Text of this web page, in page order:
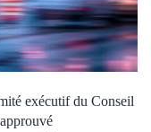
exécutif du Conseil